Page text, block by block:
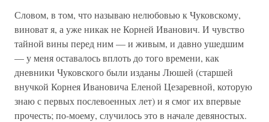
Словом, в том, что называю нелюбовью к Чуковскому,
виноват я, а уже никак не Корней Иванович. И чувство
тайной вины перед ним — и живым, и давно ушедшим
— у меня оставалось вплоть до того времени, как
дневники Чуковского были изданы Люшей (старшей
внучкой Корнея Ивановича Еленой Цезаревной, которую
знаю с первых послевоенных лет) и я смог их впервые
прочесть; по-моему, случилось это в начале девяностых.